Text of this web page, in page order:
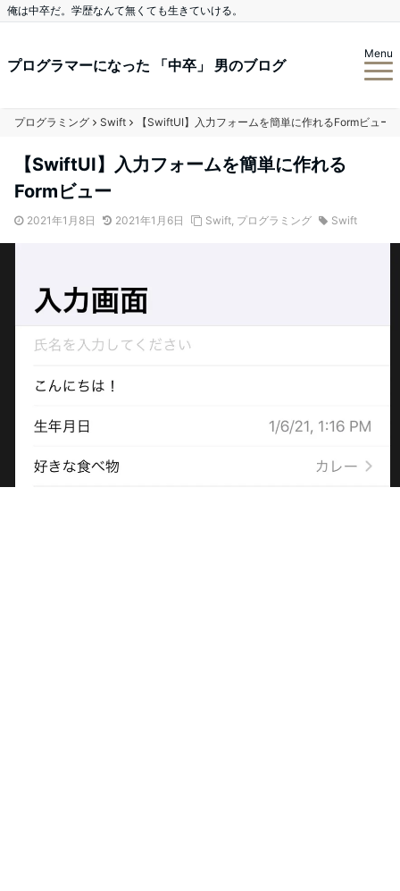
俺は中卒だ。学歴なんて無くても生きていける。
プログラマーになった 「中卒」 男のブログ
Menu
プログラミング Swift 【SwiftUI】入力フォームを簡単に作れるFormビュー
【SwiftUI】入力フォームを簡単に作れる
Formビュー
2021年1月8日 2021年1月6日 Swift, プログラミング Swift